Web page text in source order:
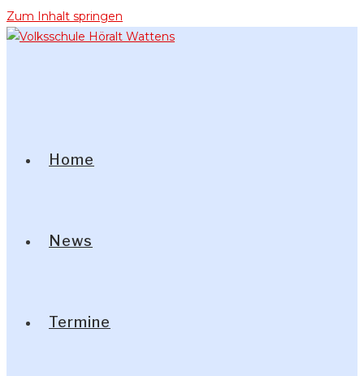
Zum Inhalt springen
Home
News
Termine